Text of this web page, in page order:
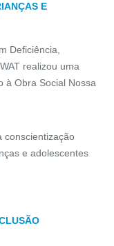
E
Deficiência,
realizou uma
à Obra Social Nossa
conscientização
e adolescentes